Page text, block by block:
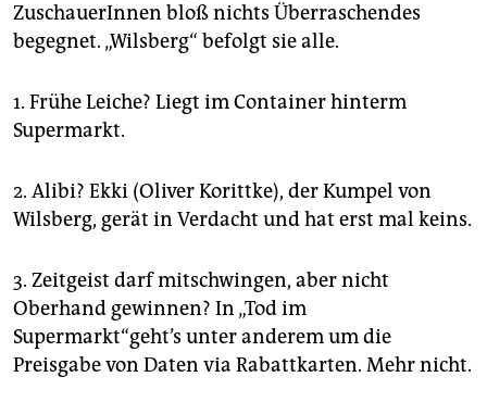
ZuschauerInnen bloß nichts Überraschendes
begegnet. „Wilsberg“ befolgt sie alle.
1. Frühe Leiche? Liegt im Container hinterm
Supermarkt.
2. Alibi? Ekki (Oliver Korittke), der Kumpel von
Wilsberg, gerät in Verdacht und hat erst mal keins.
3. Zeitgeist darf mitschwingen, aber nicht
Oberhand gewinnen? In „Tod im
Supermarkt“geht’s unter anderem um die
Preisgabe von Daten via Rabattkarten. Mehr nicht.